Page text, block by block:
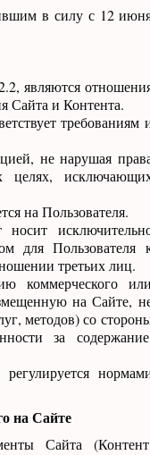
в силу с 12
являются
Сайта и Контента.
требованиям
не нарушая
целях,
на Пользователя.
для Пользователя
третьих лиц.
коммерческого или
на Сайте,
методов) со
за
на Сайте
Сайта